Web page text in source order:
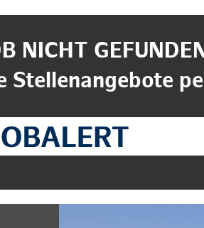
NICHT
Stellenangebote